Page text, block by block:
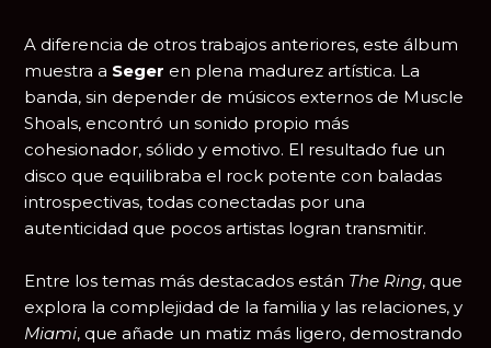
A diferencia de otros trabajos anteriores, este álbum
muestra a Seger en plena madurez artística. La
banda, sin depender de músicos externos de Muscle
Shoals, encontró un sonido propio más
cohesionador, sólido y emotivo. El resultado fue un
disco que equilibraba el rock potente con baladas
introspectivas, todas conectadas por una
autenticidad que pocos artistas logran transmitir.
Entre los temas más destacados están The Ring, que
explora la complejidad de la familia y las relaciones, y
Miami, que añade un matiz más ligero, demostrando